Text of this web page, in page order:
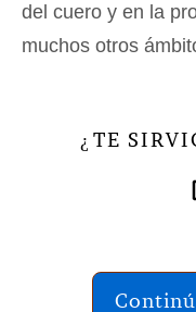
del cuero y en la
muchos otros
¿ TE